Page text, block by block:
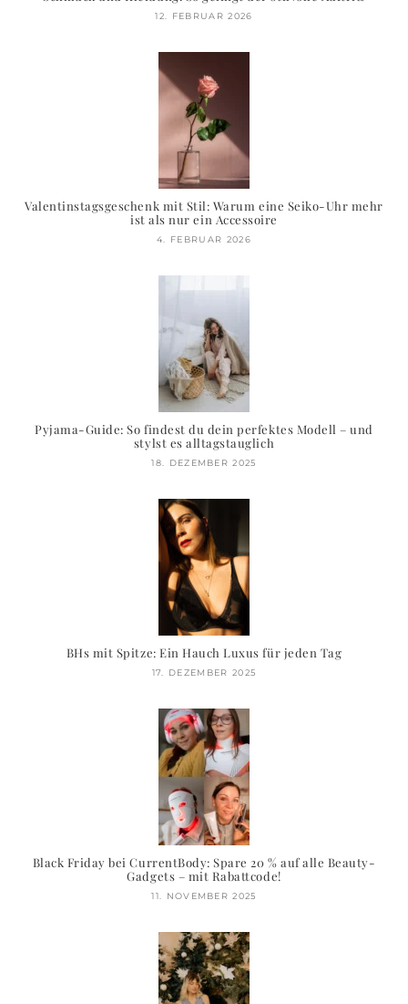
12. FEBRUAR 2026
Valentinstagsgeschenk mit Stil: Warum eine Seiko-Uhr mehr
ist als nur ein Accessoire
4. FEBRUAR 2026
Pyjama-Guide: So findest du dein perfektes Modell – und
stylst es alltagstauglich
18. DEZEMBER 2025
BHs mit Spitze: Ein Hauch Luxus für jeden Tag
17. DEZEMBER 2025
Black Friday bei CurrentBody: Spare 20 % auf alle Beauty-
Gadgets – mit Rabattcode!
11. NOVEMBER 2025